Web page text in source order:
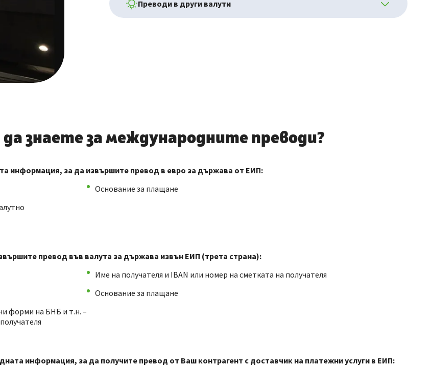
Преводи в други валути
знаете за международните преводи?
информация, за да извършите превод в евро за държава от ЕИП:
Основание за плащане
превод във валута за държава извън ЕИП (трета страна):
Име на получателя и IBAN или номер на сметката на получателя
Основание за плащане
форми на БНБ и т.н. –
информация, за да получите превод от Ваш контрагент с доставчик на платежни услуги в ЕИП: